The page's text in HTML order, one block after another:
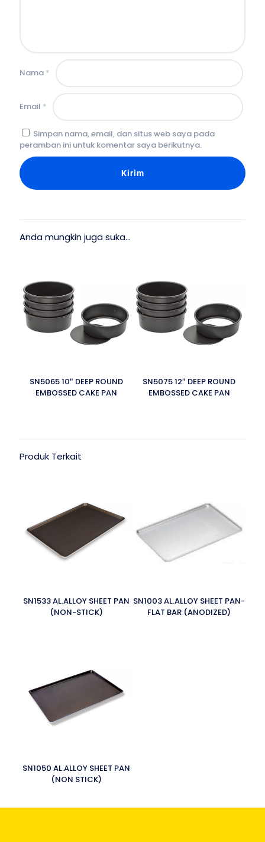
Nama *
Email *
Simpan nama, email, dan situs web saya pada
peramban ini untuk komentar saya berikutnya.
Anda mungkin juga suka…
SN5065 10″ DEEP ROUND
EMBOSSED CAKE PAN
SN5075 12″ DEEP ROUND
EMBOSSED CAKE PAN
Produk Terkait
SN1533 AL.ALLOY SHEET PAN
(NON-STICK)
SN1003 AL.ALLOY SHEET PAN-
FLAT BAR (ANODIZED)
SN1050 AL.ALLOY SHEET PAN
(NON STICK)